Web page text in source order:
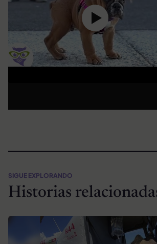
SIGUE EXPLORANDO
Historias